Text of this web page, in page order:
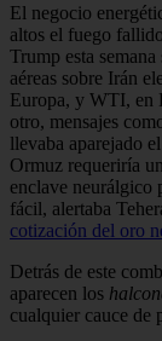
El negocio
altos el fuego
Trump esta
aéreas sobre Irán
Europa, y WTI, en
otro, mensajes
llevaba aparejado
Ormuz requeriría
enclave neurálgico
fácil, alertaba
cotización del oro
Detrás de este
aparecen los
cualquier cauce de